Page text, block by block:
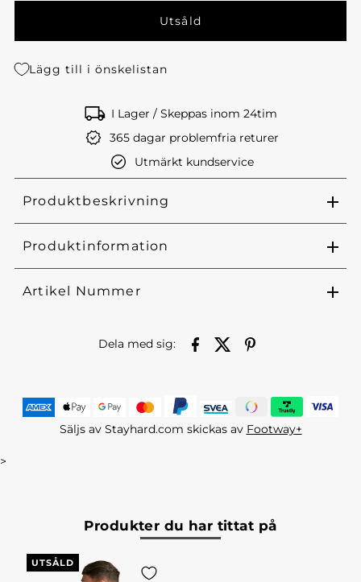
Lägg till i önskelistan
I Lager / Skeppas inom 24tim
365 dagar problemfria returer
Utmärkt kundservice
Produktbeskrivning
Produktinformation
Artikel Nummer
Dela med sig:
Säljs av Stayhard.com skickas av Footway+
>
Produkter du har tittat på
UTSÅLD